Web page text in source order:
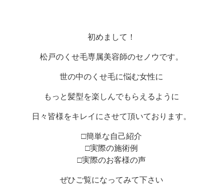
初めまして！
松戸のくせ毛専属美容師のセノウです。
世の中のくせ毛に悩む女性に
もっと髪型を楽しんでもらえるように
日々皆様をキレイにさせて頂いております。
□簡単な自己紹介
□実際の施術例
□実際のお客様の声
ぜひご覧になってみて下さい